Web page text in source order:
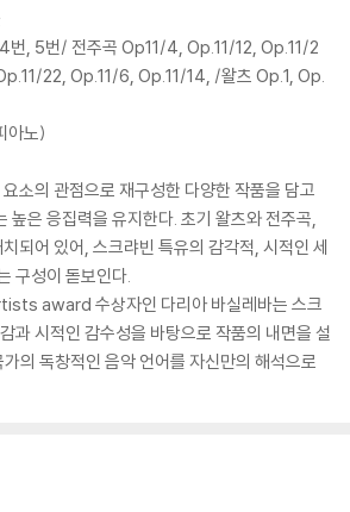
번, 5번/ 전주곡 Op11/4, Op.11/12, Op.11/2
22, Op.11/6, Op.11/14, /왈츠 Op.1, Op.
아노)
소의 관점으로 재구성한 다양한 작품을 담고
높은 응집력을 유지한다. 초기 왈츠와 전주곡,
되어 있어, 스크랴빈 특유의 감각적, 시적인 세
구성이 돋보인다.
award 수상자인 다리아 바실레바는 스크
과 시적인 감수성을 바탕으로 작품의 내면을 설
의 독창적인 음악 언어를 자신만의 해석으로